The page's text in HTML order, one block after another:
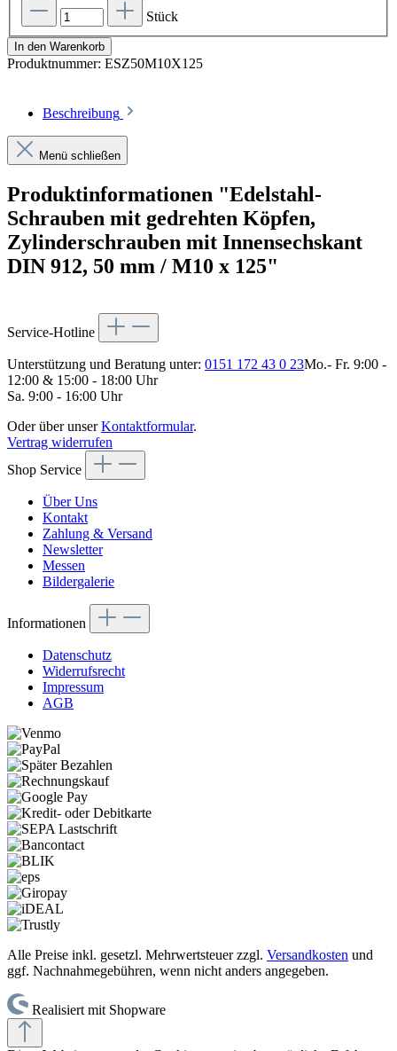
Stück
In den Warenkorb
Produktnummer: ESZ50M10X125
Beschreibung
Menü schließen
Produktinformationen "Edelstahl-
Schrauben mit gedrehten Köpfen,
Zylinderschrauben mit Innensechskant
DIN 912, 50 mm / M10 x 125"
Service-Hotline
Unterstützung und Beratung unter: 0151 172 43 0 23Mo.- Fr. 9:00 -
12:00 & 15:00 - 18:00 Uhr
Sa. 9:00 - 16:00 Uhr
Oder über unserKontaktformular.
Vertrag widerrufen
Shop Service
Über Uns
Kontakt
Zahlung & Versand
Newsletter
Messen
Bildergalerie
Informationen
Datenschutz
Widerrufsrecht
Impressum
AGB
Alle Preise inkl. gesetzl. Mehrwertsteuer zzgl. Versandkosten und
ggf. Nachnahmegebühren, wenn nicht anders angegeben.
Realisiert mit Shopware